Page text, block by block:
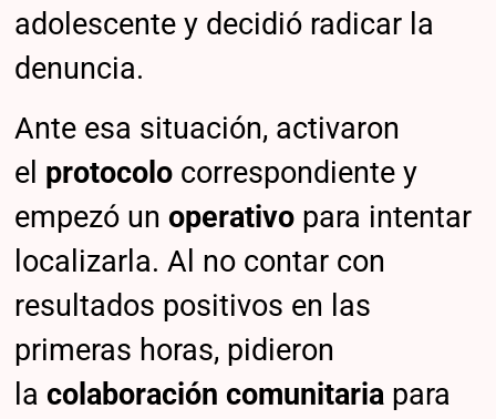
adolescente y decidió radicar la
denuncia.
Ante esa situación, activaron
el protocolo correspondiente y
empezó unoperativo para intentar
localizarla. Al no contar con
resultados positivos en las
primeras horas, pidieron
lacolaboración comunitaria para